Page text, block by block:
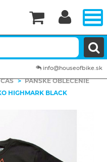
> PÁNSKE OBLEČENIE
HIGHMARK BLACK


info@houseofbike.sk